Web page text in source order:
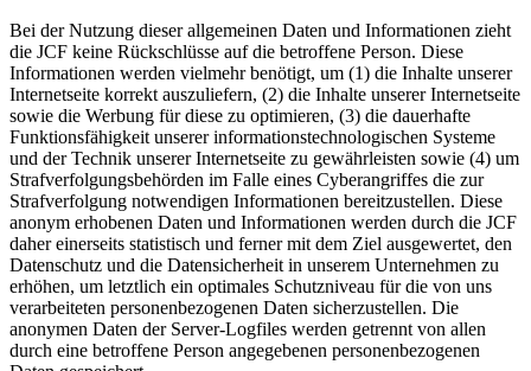
Bei der Nutzung dieser allgemeinen Daten und Informationen zieht
die JCF keine Rückschlüsse auf die betroffene Person. Diese
Informationen werden vielmehr benötigt, um (1) die Inhalte unserer
Internetseite korrekt auszuliefern, (2) die Inhalte unserer Internetseite
sowie die Werbung für diese zu optimieren, (3) die dauerhafte
Funktionsfähigkeit unserer informationstechnologischen Systeme
und der Technik unserer Internetseite zu gewährleisten sowie (4) um
Strafverfolgungsbehörden im Falle eines Cyberangriffes die zur
Strafverfolgung notwendigen Informationen bereitzustellen. Diese
anonym erhobenen Daten und Informationen werden durch die JCF
daher einerseits statistisch und ferner mit dem Ziel ausgewertet, den
Datenschutz und die Datensicherheit in unserem Unternehmen zu
erhöhen, um letztlich ein optimales Schutzniveau für die von uns
verarbeiteten personenbezogenen Daten sicherzustellen. Die
anonymen Daten der Server-Logfiles werden getrennt von allen
durch eine betroffene Person angegebenen personenbezogenen